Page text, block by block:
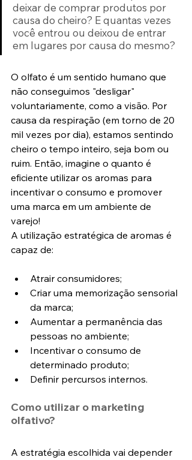
deixar de comprar produtos por
causa do cheiro? E quantas vezes
você entrou ou deixou de entrar
em lugares por causa do mesmo?
O olfato é um sentido humano que
não conseguimos "desligar"
voluntariamente, como a visão. Por
causa da respiração (em torno de 20
mil vezes por dia), estamos sentindo
cheiro o tempo inteiro, seja bom ou
ruim. Então, imagine o quanto é
eficiente utilizar os aromas para
incentivar o consumo e promover
uma marca em um ambiente de
varejo!
A utilização estratégica de aromas é
capaz de:
Atrair consumidores;
Criar uma memorização sensorial
da marca;
Aumentar a permanência das
pessoas no ambiente;
Incentivar o consumo de
determinado produto;
Definir percursos internos.
Como utilizar o marketing
olfativo?
A estratégia escolhida vai depender